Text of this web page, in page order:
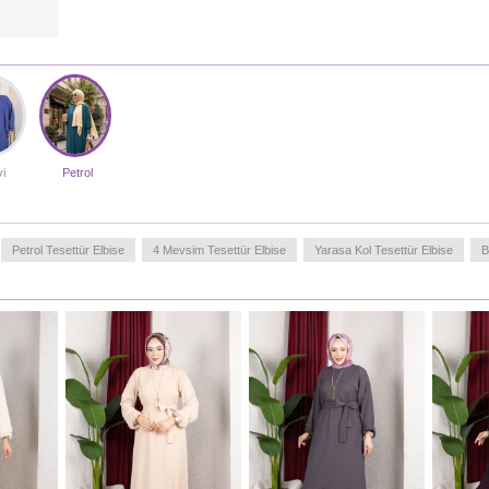
kişiselleştirmenize olanak tanır. Yıkama sonrası formunu
koruyan yapısıyla uzun ömürlü bir kullanım sunar.
Türkiye'de üretilmiştir.
MANKENIMIZIN ÖLÇÜLERI :
Petrol
Petrol Tesettür Elbise 4 Mevsim Tesettür Elbise Yarasa Kol Tesettür Elbise